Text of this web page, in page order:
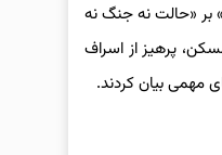
بر «حالت نه جنگ نه
پرهیز از اسراف
مهمی بیان کردند.